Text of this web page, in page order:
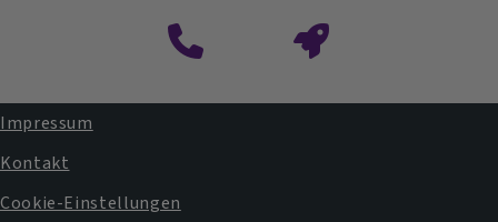
Fußbereichsmenü
Impressum
Kontakt
Cookie-Einstellungen